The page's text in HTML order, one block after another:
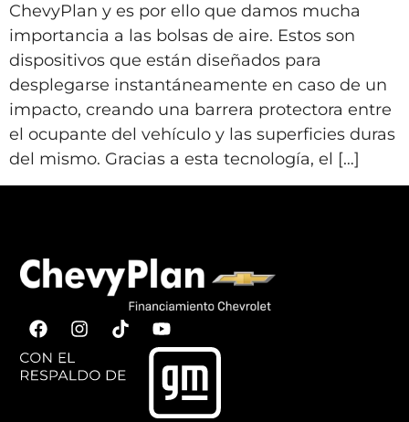
ChevyPlan y es por ello que damos mucha
importancia a las bolsas de aire. Estos son
dispositivos que están diseñados para
desplegarse instantáneamente en caso de un
impacto, creando una barrera protectora entre
el ocupante del vehículo y las superficies duras
del mismo. Gracias a esta tecnología, el […]